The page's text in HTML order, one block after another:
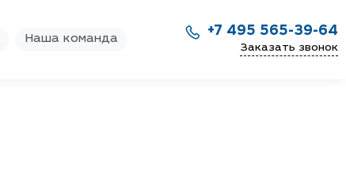
Наша команда
+7 495 565-39-64
Заказать звонок